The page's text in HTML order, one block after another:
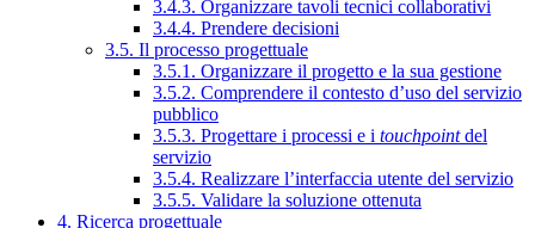
3.4.3. Organizzare tavoli tecnici collaborativi
3.4.4. Prendere decisioni
3.5. Il processo progettuale
3.5.1. Organizzare il progetto e la sua gestione
3.5.2. Comprendere il contesto d’uso del servizio
pubblico
3.5.3. Progettare i processi e i touchpointdel
servizio
3.5.4. Realizzare l’interfaccia utente del servizio
3.5.5. Validare la soluzione ottenuta
4. Ricerca progettuale